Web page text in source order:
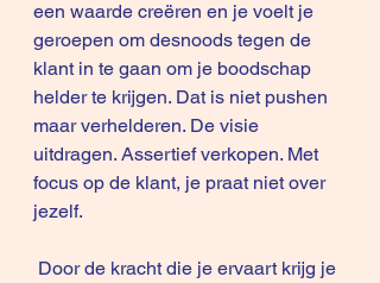
een waarde creëren en je voelt je
geroepen om desnoods tegen de
klant in te gaan om je boodschap
helder te krijgen. Dat is niet pushen
maar verhelderen. De visie
uitdragen. Assertief verkopen. Met
focus op de klant, je praat niet over
jezelf.